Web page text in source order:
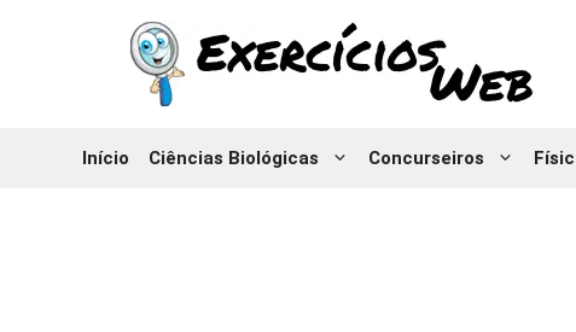
Início Ciências Biológicas Concurseiros